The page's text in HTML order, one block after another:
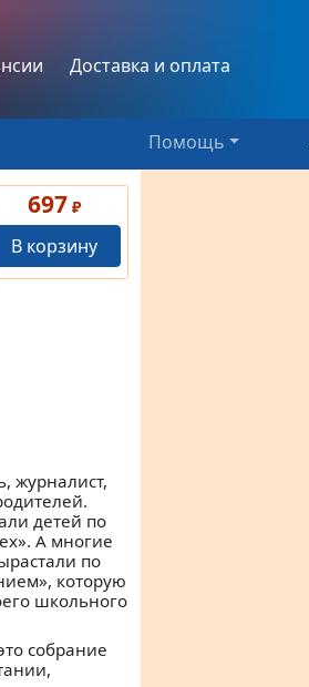
Доставка и оплата
Помощь
697₽
В корзину
журналист,
детей по
А многие
по
которую
школьного
собрание